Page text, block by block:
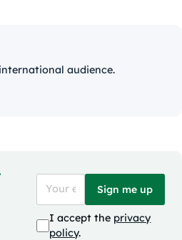
audience.
Sign me up
I accept the privacy
policy.